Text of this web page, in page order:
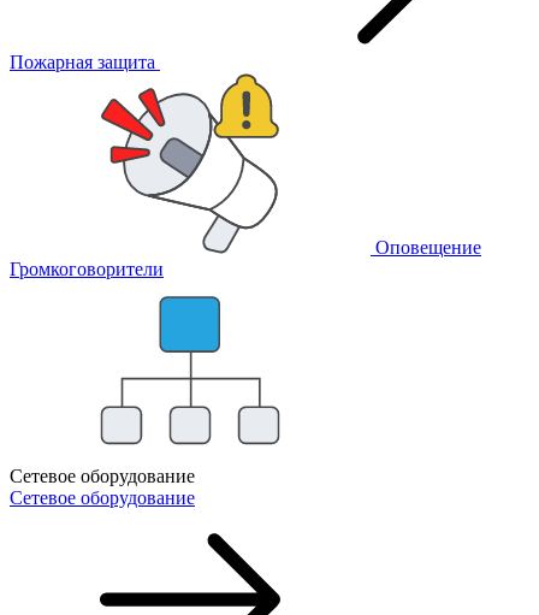
Пожарная защита
Оповещение
Громкоговорители
Сетевое оборудование
Сетевое оборудование